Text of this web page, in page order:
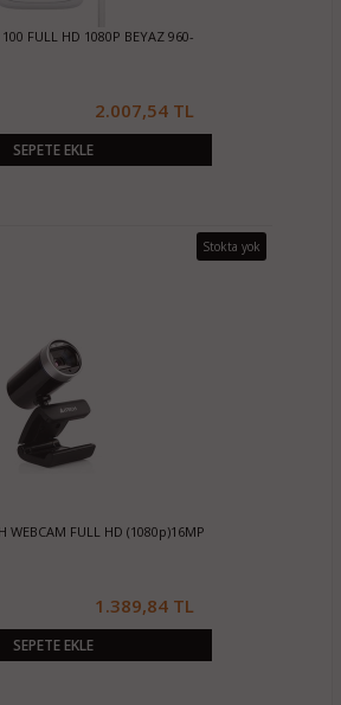
FULL HD 1080P BEYAZ 960-
2.007,54 TL
SEPETE EKLE
Stokta yok
WEBCAM FULL HD (1080p)16MP
1.389,84 TL
SEPETE EKLE